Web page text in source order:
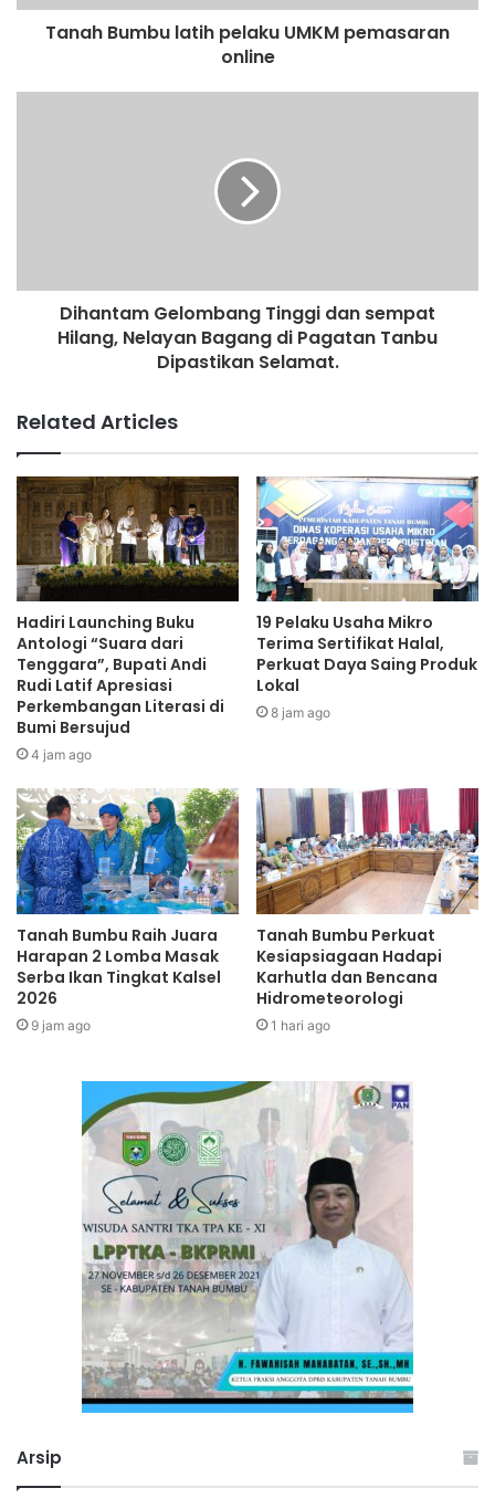
Tanah Bumbu latih pelaku UMKM pemasaran
online
Dihantam Gelombang Tinggi dan sempat
Hilang, Nelayan Bagang di Pagatan Tanbu
Dipastikan Selamat.
Related Articles
Hadiri Launching Buku
Antologi “Suara dari
Tenggara”, Bupati Andi
Rudi Latif Apresiasi
Perkembangan Literasi di
Bumi Bersujud
4 jam ago
19 Pelaku Usaha Mikro
Terima Sertifikat Halal,
Perkuat Daya Saing Produk
Lokal
8 jam ago
Tanah Bumbu Raih Juara
Harapan 2 Lomba Masak
Serba Ikan Tingkat Kalsel
2026
9 jam ago
Tanah Bumbu Perkuat
Kesiapsiagaan Hadapi
Karhutla dan Bencana
Hidrometeorologi
1 hari ago
Arsip